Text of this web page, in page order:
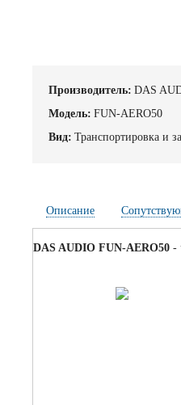
Производитель: DAS
Модель: FUN-AERO50
Вид: Транспортировка и
Описание
DAS AUDIO FUN-AERO50 -